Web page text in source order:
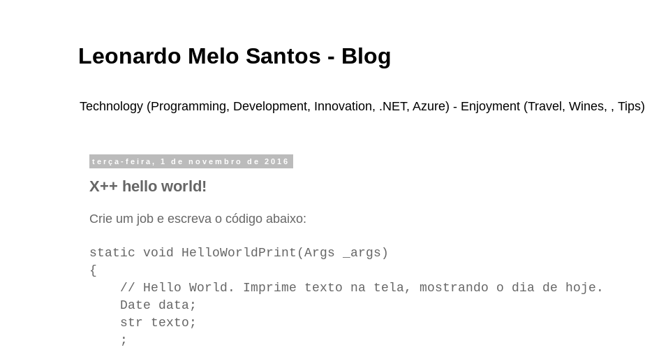
Leonardo Melo Santos - Blog
Technology (Programming, Development, Innovation, .NET, Azure) - Enjoyment (Travel, Wines, , Tips)
terça-feira, 1 de novembro de 2016
X++ hello world!
Crie um job e escreva o código abaixo:
static void HelloWorldPrint(Args _args)
{
// Hello World. Imprime texto na tela, mostrando o dia de hoje.
Date data;
str texto;
;